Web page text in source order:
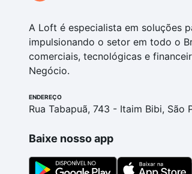
A Loft é especialista em soluções
impulsionando o setor em todo o
comerciais, tecnológicas e
Negócio.
ENDEREÇO
Rua Tabapuã, 743 - Itaim Bibi, São
Baixe nosso app